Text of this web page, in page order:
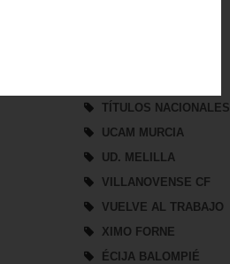
TÍTULOS NACIONALES
UCAM MURCIA
UD. MELILLA
VILLANOVENSE CF
VUELVE AL TRABAJO
XIMO FORNE
ÉCIJA BALOMPIÉ